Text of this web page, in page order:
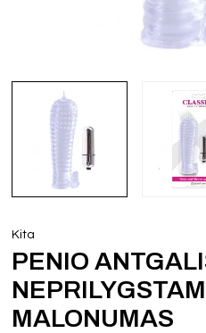
Kita
PENIO
MALONUMAS